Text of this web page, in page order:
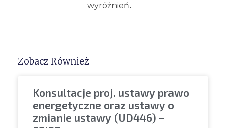
wyróżnień.
Zobacz Również
Konsultacje proj. ustawy prawo
energetyczne oraz ustawy o
zmianie ustawy (UD446) –